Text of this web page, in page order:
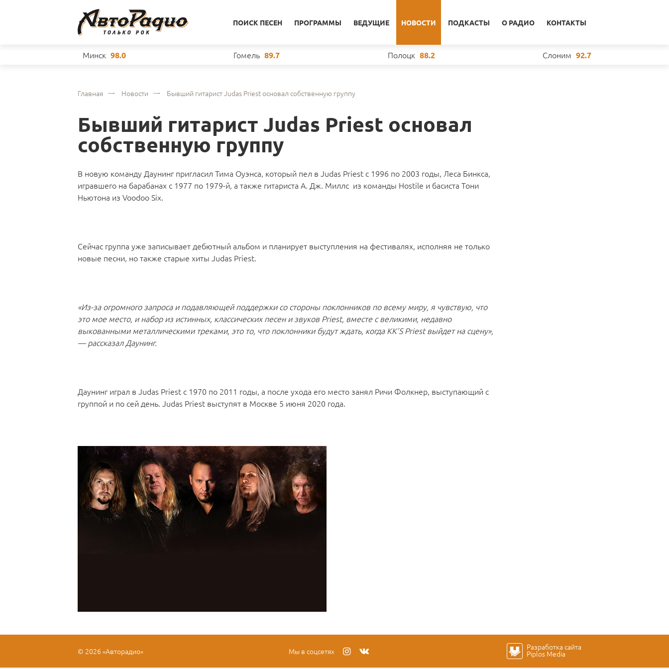
ПОИСК ПЕСЕН ПРОГРАММЫ ВЕДУЩИЕ НОВОСТИ ПОДКАСТЫ О РАДИО КОНТАКТЫ
Минск 98.0 Гомель 89.7 Полоцк 88.2 Слоним 92.7
Главная Новости Бывший гитарист Judas Priest основал собственную группу
Бывший гитарист Judas Priest основал
собственную группу
В новую команду Даунинг пригласил Тима Оуэнса, который пел в Judas Priest с 1996 по 2003 годы, Леса Бинкса,
игравшего на барабанах с 1977 по 1979-й, а также гитариста А. Дж. Миллс из команды Hostile и басиста Тони
Ньютона из Voodoo Six.
Сейчас группа уже записывает дебютный альбом и планирует выступления на фестивалях, исполняя не только
новые песни, но также старые хиты Judas Priest.
«Из-за огромного запроса и подавляющей поддержки со стороны поклонников по всему миру, я чувствую, что
это мое место, и набор из истинных, классических песен и звуков Priest, вместе с великими, недавно
выкованными металлическими треками, это то, что поклонники будут ждать, когда KK’S Priest выйдет на сцену»,
— рассказал Даунинг.
Даунинг играл в Judas Priest с 1970 по 2011 годы, а после ухода его место занял Ричи Фолкнер, выступающий с
группой и по сей день. Judas Priest выступят в Москве 5 июня 2020 года.
© 2026 «Авторадио» Мы в соцсетях Разработка сайта
Piplos Media